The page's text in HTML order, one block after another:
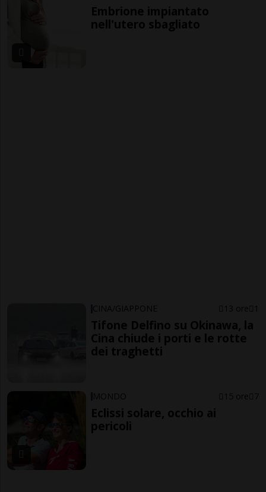
Embrione impiantato
nell'utero sbagliato
CINA/GIAPPONE 13 ore 1
Tifone Delfino su Okinawa, la
Cina chiude i porti e le rotte
dei traghetti
MONDO 15 ore 7
Eclissi solare, occhio ai
pericoli